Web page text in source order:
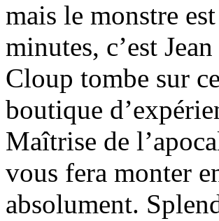
mais le monstre
minutes, c’est
Cloup tombe sur
boutique
Maîtrise de
vous fera monter
absolument.